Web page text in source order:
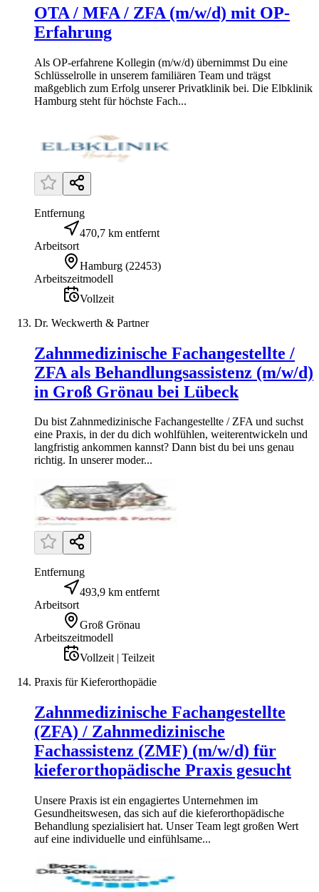
OTA / MFA / ZFA (m/w/d) mit OP-
Erfahrung
Als OP-erfahrene Kollegin (m/w/d) übernimmst Du eine
Schlüsselrolle in unserem familiären Team und trägst
maßgeblich zum Erfolg unserer Privatklinik bei. Die Elbklinik
Hamburg steht für höchste Fach...
Entfernung
470,7 km entfernt
Arbeitsort
Hamburg (22453)
Arbeitszeitmodell
Vollzeit
Dr. Weckwerth & Partner
Zahnmedizinische Fachangestellte /
ZFA als Behandlungsassistenz (m/w/d)
in Groß Grönau bei Lübeck
Du bist Zahnmedizinische Fachangestellte / ZFA und suchst
eine Praxis, in der du dich wohlfühlen, weiterentwickeln und
langfristig ankommen kannst? Dann bist du bei uns genau
richtig. In unserer moder...
Entfernung
493,9 km entfernt
Arbeitsort
Groß Grönau
Arbeitszeitmodell
Vollzeit | Teilzeit
Praxis für Kieferorthopädie
Zahnmedizinische Fachangestellte
(ZFA) / Zahnmedizinische
Fachassistenz (ZMF) (m/w/d) für
kieferorthopädische Praxis gesucht
Unsere Praxis ist ein engagiertes Unternehmen im
Gesundheitswesen, das sich auf die kieferorthopädische
Behandlung spezialisiert hat. Unser Team legt großen Wert
auf eine individuelle und einfühlsame...